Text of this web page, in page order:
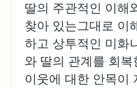
딸의 주관적인 이해
찾아 있는그대로 이
하고 상투적인 미화
와 딸의 관계를 회
이웃에 대한 안목이